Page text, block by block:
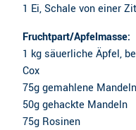
1 Ei, Schale von einer
Fruchtpart/Apfelmasse:
1 kg säuerliche Äpfel,
Cox
75g gemahlene Mandeln
50g gehackte Mandeln
75g Rosinen